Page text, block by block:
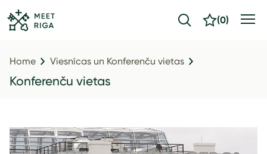
(0)
Home Viesnīcas un Konferenču vietas
Konferenču vietas